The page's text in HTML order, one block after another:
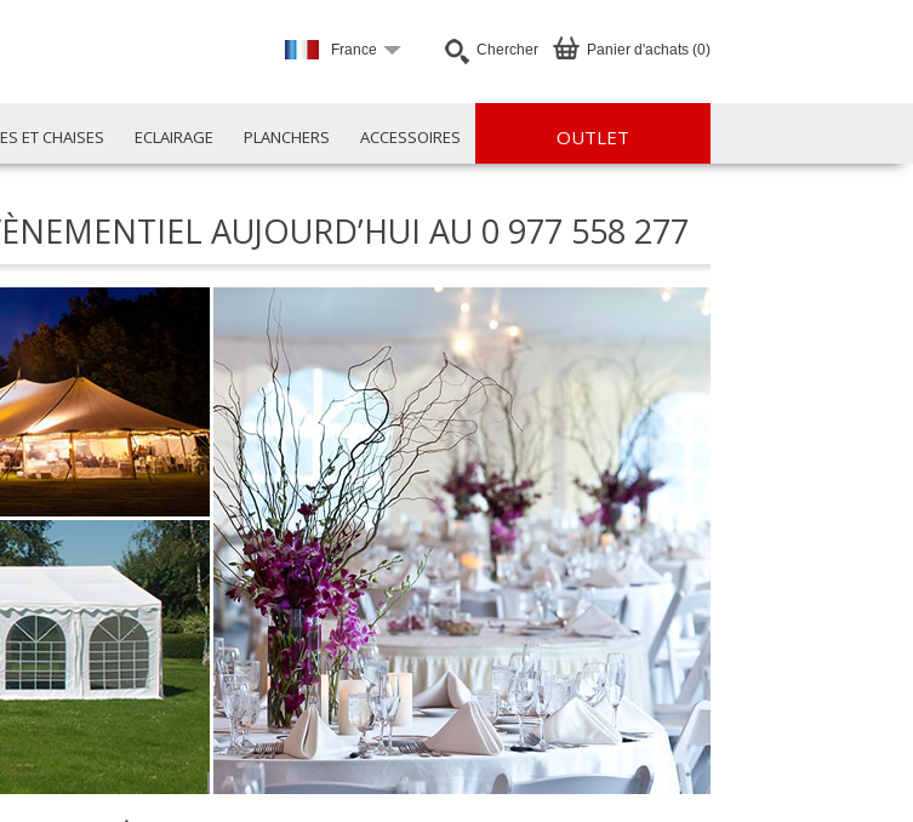
Panier d'achats (0)
Chercher
France
ET CHAISES ECLAIRAGE PLANCHERS ACCESSOIRES OUTLET
AUJOURD’HUI AU 0 977 558 277